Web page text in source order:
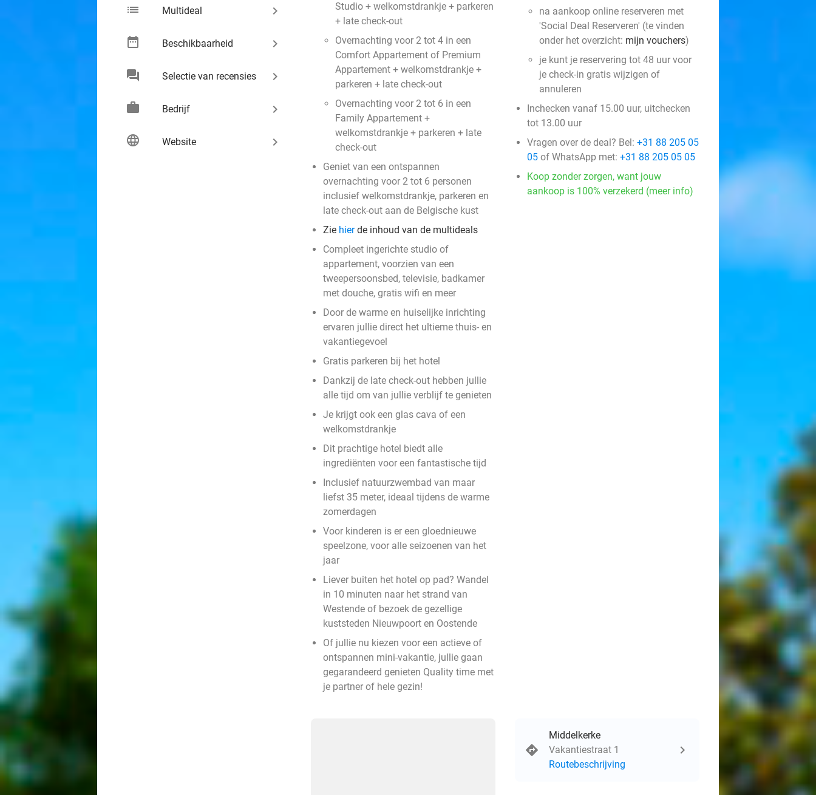
list Multideal keyboard_arrow_right
date_range Beschikbaarheid keyboard_arrow_right
chat Selectie van recensies keyboard_arrow_right
work Bedrijf keyboard_arrow_right
language Website keyboard_arrow_right
Studio + welkomstdrankje + parkeren
+ late check-out
Overnachting voor 2 tot 4 in een
Comfort Appartement of Premium
Appartement + welkomstdrankje +
parkeren + late check-out
Overnachting voor 2 tot 6 in een
Family Appartement +
welkomstdrankje + parkeren + late
check-out
Geniet van een ontspannen
overnachting voor 2 tot 6 personen
inclusief welkomstdrankje, parkeren en
late check-out aan de Belgische kust
Zie hierde inhoud van de multideals
Compleet ingerichte studio of
appartement, voorzien van een
tweepersoonsbed, televisie, badkamer
met douche, gratis wifi en meer
Door de warme en huiselijke inrichting
ervaren jullie direct het ultieme thuis- en
vakantiegevoel
Gratis parkeren bij het hotel
Dankzij de late check-out hebben jullie
alle tijd om van jullie verblijf te genieten
Je krijgt ook een glas cava of een
welkomstdrankje
Dit prachtige hotel biedt alle
ingrediënten voor een fantastische tijd
Inclusief natuurzwembad van maar
liefst 35 meter, ideaal tijdens de warme
zomerdagen
Voor kinderen is er een gloednieuwe
speelzone, voor alle seizoenen van het
jaar
Liever buiten het hotel op pad? Wandel
in 10 minuten naar het strand van
Westende of bezoek de gezellige
kuststeden Nieuwpoort en Oostende
Of jullie nu kiezen voor een actieve of
ontspannen mini-vakantie, jullie gaan
gegarandeerd genieten Quality time met
je partner of hele gezin!
na aankoop online reserveren met
'Social Deal Reserveren' (te vinden
onder het overzicht: mijn vouchers)
je kunt je reservering tot 48 uur voor
je check-in gratis wijzigen of
annuleren
Inchecken vanaf 15.00 uur, uitchecken
tot 13.00 uur
Vragen over de deal? Bel: +31 88 205 05
05 of WhatsApp met: +31 88 205 05 05
Koop zonder zorgen, want jouw
aankoop is 100% verzekerd (meer info)
Middelkerke
Vakantiestraat 1
Routebeschrijving